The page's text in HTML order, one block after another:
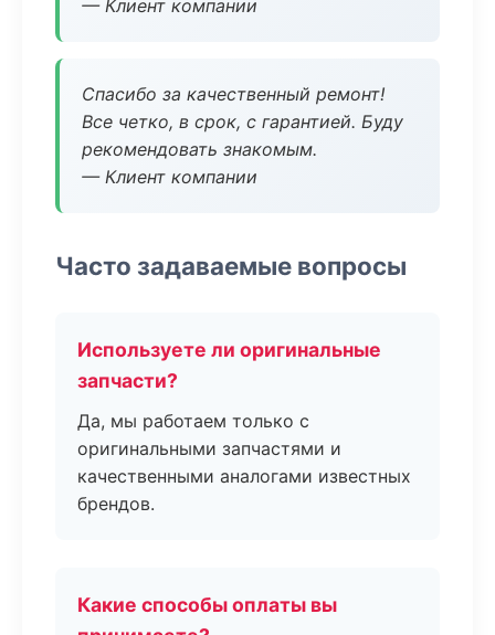
— Клиент компании
Спасибо за качественный ремонт!
Все четко, в срок, с гарантией. Буду
рекомендовать знакомым.
— Клиент компании
Часто задаваемые вопросы
Используете ли оригинальные
запчасти?
Да, мы работаем только с
оригинальными запчастями и
качественными аналогами известных
брендов.
Какие способы оплаты вы